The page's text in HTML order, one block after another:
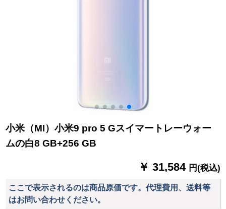
小米（MI）小米9 pro 5 Gスイマートレーウォー
ムの白8 GB+256 GB
￥ 31,584 円(税込)
ここで表示されるのは商品原価です。代理費用、送料等
はお問い合わせください。